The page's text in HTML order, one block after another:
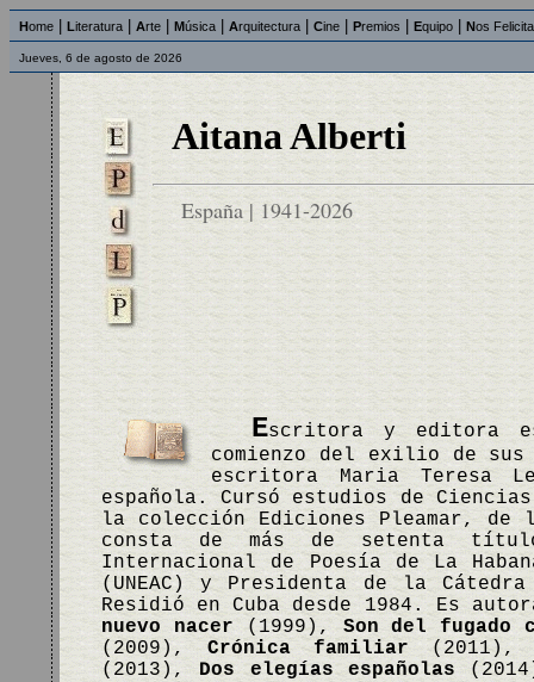
Home Literatura Arte Música Arquitectura Cine Premios Equipo Nos
Jueves, 6 de agosto de 2026
Aitana Alberti
España | 1941-2026
Escritora y editora
comienzo del exilio de
escritora Maria Teresa
española. Cursó estudios de
la colección Ediciones Pleamar, de
consta de más de setenta
Internacional de Poesía de La
(UNEAC) y Presidenta de la
Residió en Cuba desde 1984. Es
nuevo nacer (1999),Son del fugado
(2009), Crónica familiar
(2013),Dos elegías españolas